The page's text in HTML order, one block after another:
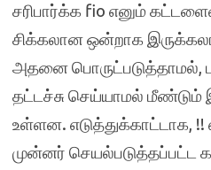
சரிபார்க்க fio எனும்
சிக்கலான ஒன்றாக
அதனை
தட்டச்சு செய்யாமல் மீண்டும்
உள்ளன. எடுத்துக்காட்டாக,
முன்னர் செயல்படுத்தப்பட்ட